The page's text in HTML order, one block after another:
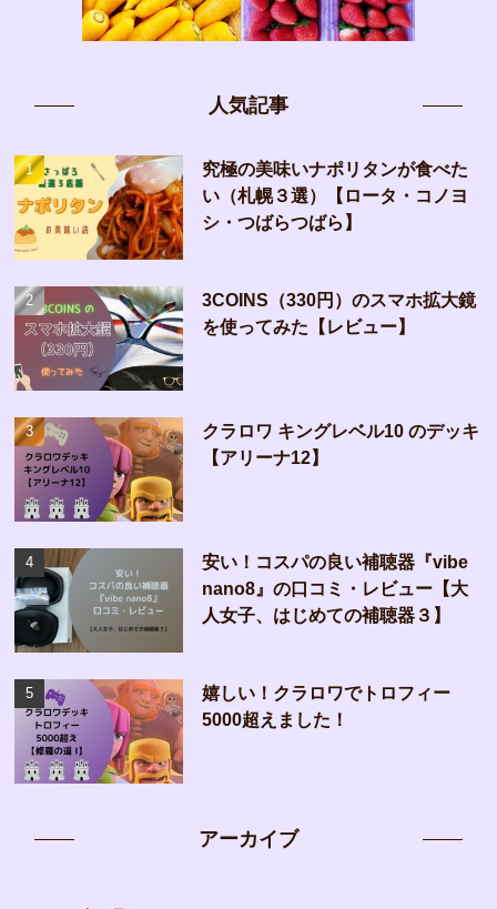
人気記事
究極の美味いナポリタンが食べた
い（札幌３選）【ロータ・コノヨ
シ・つばらつばら】
3COINS（330円）のスマホ拡大鏡
を使ってみた【レビュー】
クラロワ キングレベル10 のデッキ
【アリーナ12】
安い！コスパの良い補聴器『vibe
nano8』の口コミ・レビュー【大
人女子、はじめての補聴器３】
嬉しい！クラロワでトロフィー
5000超えました！
アーカイブ